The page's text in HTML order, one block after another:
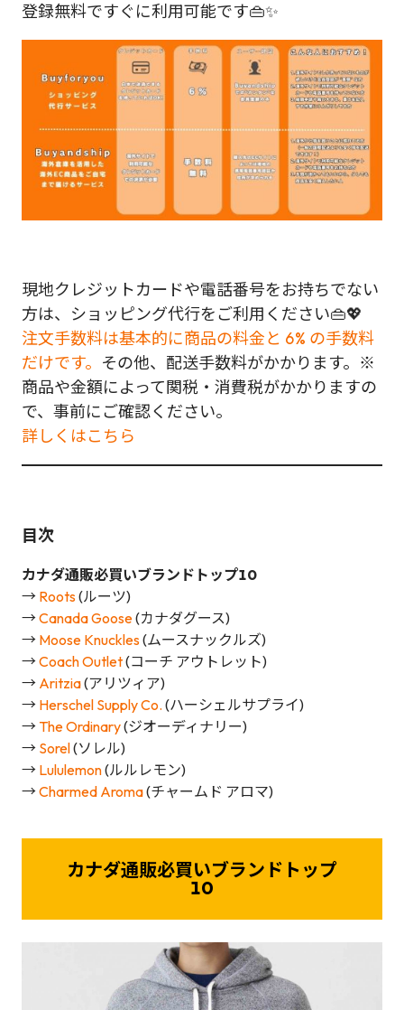
登録無料ですぐに利用可能です👜✨
現地クレジットカードや電話番号をお持ちでない
方は、ショッピング代行をご利用ください👜💖
注文手数料は基本的に商品の料金と 6% の手数料
だけです。 その他、配送手数料がかかります。※
商品や金額によって関税・消費税がかかりますの
で、事前にご確認ください。
詳しくはこちら
目次
カナダ通販必買いブランドトップ10
→ Roots(ルーツ)
→Canada Goose(カナダグース)
→ Moose Knuckles(ムースナックルズ)
→Coach Outlet(コーチ アウトレット)
→ Aritzia(アリツィア)
→ Herschel Supply Co. (ハーシェルサプライ)
→The Ordinary(ジオーディナリー)
→ Sorel(ソレル)
→ Lululemon(ルルレモン)
→Charmed Aroma(チャームド アロマ)
カナダ通販必買いブランドトップ
10